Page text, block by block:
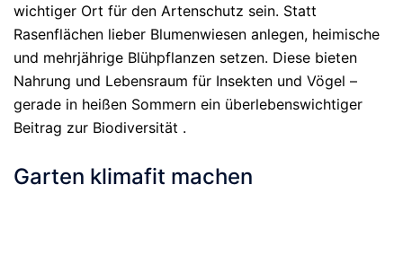
wichtiger Ort für den Artenschutz sein. Statt
Rasenflächen lieber Blumenwiesen anlegen, heimische
und mehrjährige Blühpflanzen setzen. Diese bieten
Nahrung und Lebensraum für Insekten und Vögel –
gerade in heißen Sommern ein überlebenswichtiger
Beitrag zur Biodiversität .
Garten klimafit machen